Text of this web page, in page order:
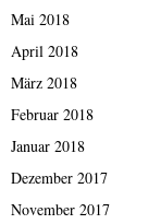
Mai 2018
April 2018
März 2018
Februar 2018
Januar 2018
Dezember 2017
November 2017